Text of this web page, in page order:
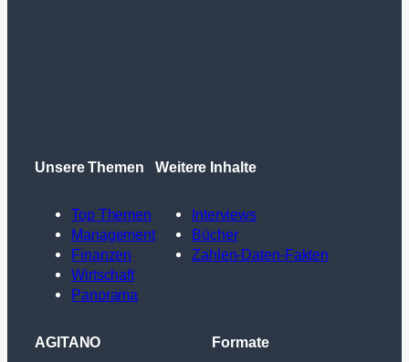
Unsere Themen
Top Themen
Management
Finanzen
Wirtschaft
Panorama
Weitere Inhalte
Interviews
Bücher
Zahlen-Daten-Fakten
AGITANO Formate